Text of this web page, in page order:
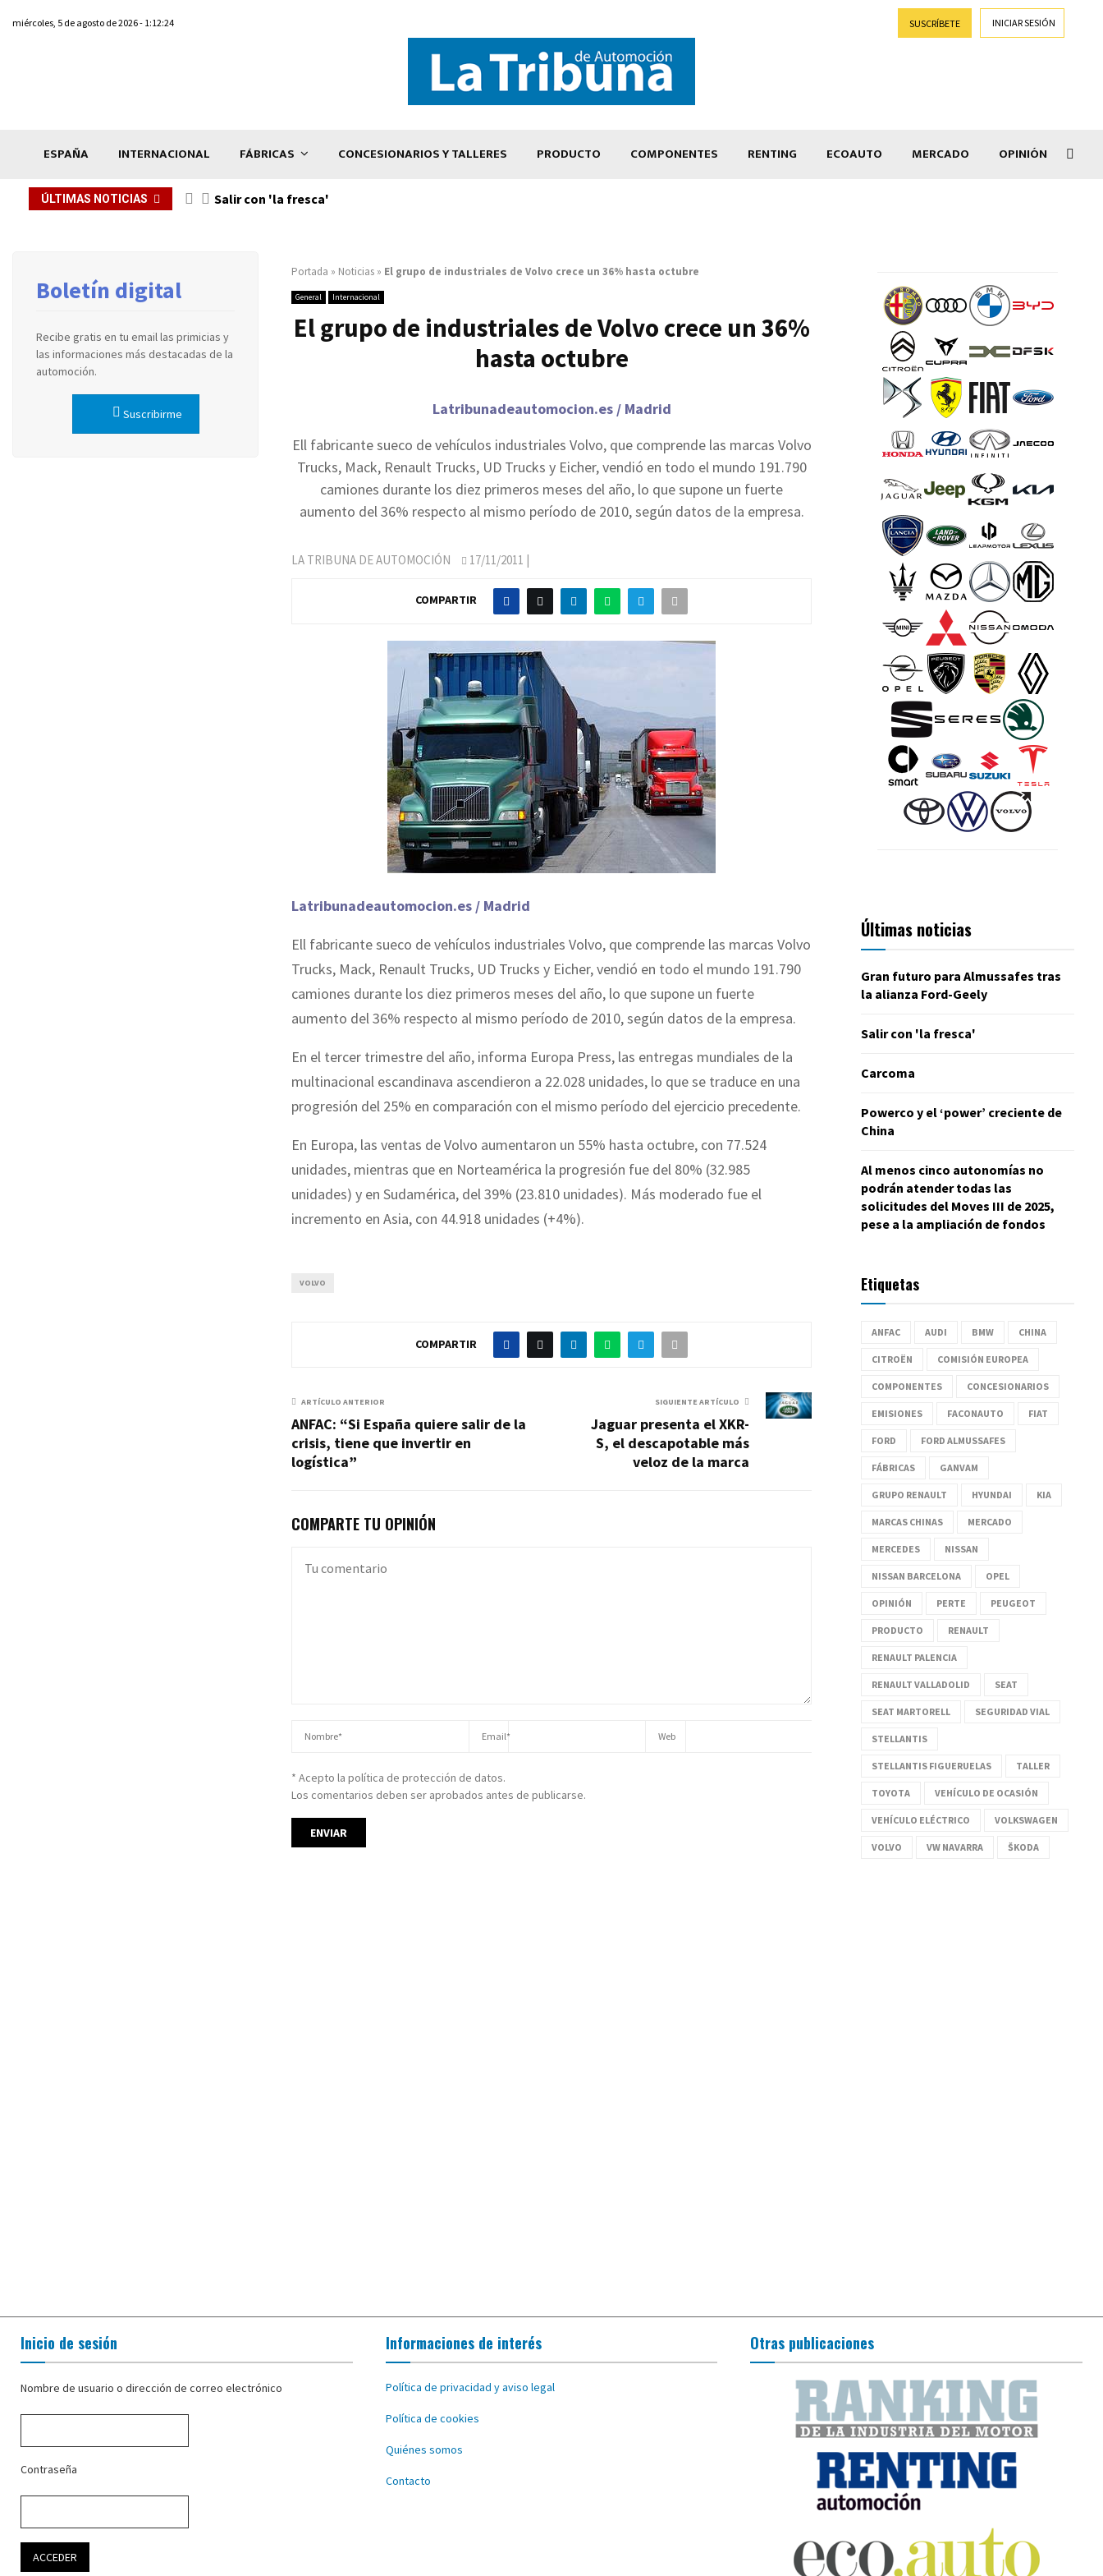
miércoles, 5 de agosto de 2026 - 1:12:24 SUSCRÍBETE INICIAR SESIÓN
ESPAÑA INTERNACIONAL FÁBRICAS CONCESIONARIOS Y TALLERES PRODUCTO COMPONENTES RENTING ECOAUTO MERCADO OPINIÓN
ÚLTIMAS NOTICIAS Salir con 'la fresca'
Portada » Noticias » El grupo de industriales de Volvo crece un 36% hasta octubre
General Internacional
El grupo de industriales de Volvo crece un 36%
hasta octubre
Latribunadeautomocion.es / Madrid
Ell fabricante sueco de vehículos industriales Volvo, que comprende las marcas Volvo
Trucks, Mack, Renault Trucks, UD Trucks y Eicher, vendió en todo el mundo 191.790
camiones durante los diez primeros meses del año, lo que supone un fuerte
aumento del 36% respecto al mismo período de 2010, según datos de la empresa.
LA TRIBUNA DE AUTOMOCIÓN 17/11/2011 |
COMPARTIR
Latribunadeautomocion.es / Madrid
Ell fabricante sueco de vehículos industriales Volvo, que comprende las marcas Volvo
Trucks, Mack, Renault Trucks, UD Trucks y Eicher, vendió en todo el mundo 191.790
camiones durante los diez primeros meses del año, lo que supone un fuerte
aumento del 36% respecto al mismo período de 2010, según datos de la empresa.
En el tercer trimestre del año, informa Europa Press, las entregas mundiales de la
multinacional escandinava ascendieron a 22.028 unidades, lo que se traduce en una
progresión del 25% en comparación con el mismo período del ejercicio precedente.
En Europa, las ventas de Volvo aumentaron un 55% hasta octubre, con 77.524
unidades, mientras que en Norteamérica la progresión fue del 80% (32.985
unidades) y en Sudamérica, del 39% (23.810 unidades). Más moderado fue el
incremento en Asia, con 44.918 unidades (+4%).
VOLVO
COMPARTIR
ARTÍCULO ANTERIOR
ANFAC: “Si España quiere salir de la
crisis, tiene que invertir en
logística”
SIGUIENTE ARTÍCULO
Jaguar presenta el XKR-
S, el descapotable más
veloz de la marca
COMPARTE TU OPINIÓN
* Acepto la política de protección de datos.
Los comentarios deben ser aprobados antes de publicarse.
Boletín digital
Recibe gratis en tu email las primicias y
las informaciones más destacadas de la
automoción.
Suscribirme
Últimas noticias
Gran futuro para Almussafes tras
la alianza Ford-Geely
Salir con 'la fresca'
Carcoma
Powerco y el ‘power’ creciente de
China
Al menos cinco autonomías no
podrán atender todas las
solicitudes del Moves III de 2025,
pese a la ampliación de fondos
Etiquetas
ANFAC AUDI BMW CHINA
CITROËN COMISIÓN EUROPEA
COMPONENTES CONCESIONARIOS
EMISIONES FACONAUTO FIAT
FORD FORD ALMUSSAFES
FÁBRICAS GANVAM
GRUPO RENAULT HYUNDAI KIA
MARCAS CHINAS MERCADO
MERCEDES NISSAN
NISSAN BARCELONA OPEL
OPINIÓN PERTE PEUGEOT
PRODUCTO RENAULT
RENAULT PALENCIA
RENAULT VALLADOLID SEAT
SEAT MARTORELL SEGURIDAD VIAL
STELLANTIS
STELLANTIS FIGUERUELAS TALLER
TOYOTA VEHÍCULO DE OCASIÓN
VEHÍCULO ELÉCTRICO VOLKSWAGEN
VOLVO VW NAVARRA ŠKODA
Inicio de sesión
Nombre de usuario o dirección de correo electrónico
Contraseña
Informaciones de interés
Política de privacidad y aviso legal
Política de cookies
Quiénes somos
Contacto
Otras publicaciones